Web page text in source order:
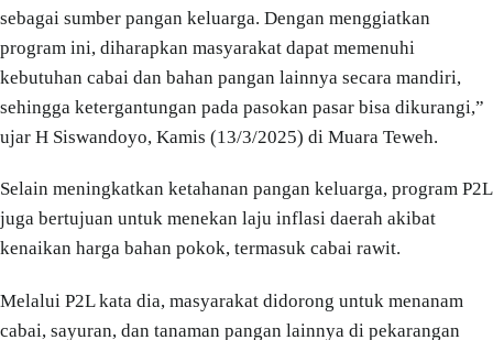
sebagai sumber pangan keluarga. Dengan menggiatkan
program ini, diharapkan masyarakat dapat memenuhi
kebutuhan cabai dan bahan pangan lainnya secara mandiri,
sehingga ketergantungan pada pasokan pasar bisa dikurangi,”
ujar H Siswandoyo, Kamis (13/3/2025) di Muara Teweh.
Selain meningkatkan ketahanan pangan keluarga, program P2L
juga bertujuan untuk menekan laju inflasi daerah akibat
kenaikan harga bahan pokok, termasuk cabai rawit.
Melalui P2L kata dia, masyarakat didorong untuk menanam
cabai, sayuran, dan tanaman pangan lainnya di pekarangan